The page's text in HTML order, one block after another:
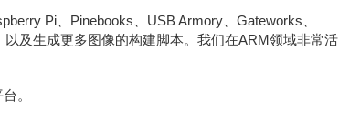
Pi、Pinebooks、USB Armory、Gateworks、
及生成更多图像的构建脚本。我们在ARM领域非常活
。